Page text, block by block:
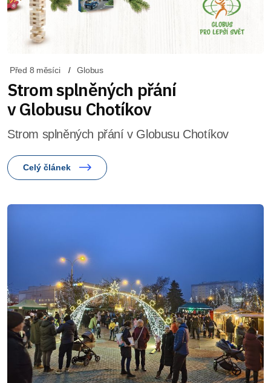
Před 8 měsíci Globus
Strom splněných přání
v Globusu Chotíkov
Strom splněných přání v Globusu Chotíkov
Celý článek